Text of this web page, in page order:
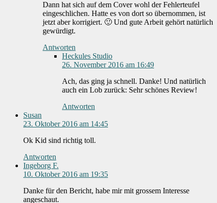
Dann hat sich auf dem Cover wohl der Fehlerteufel
eingeschlichen. Hatte es von dort so übernommen, ist
jetzt aber korrigiert. 🙂 Und gute Arbeit gehört natürlich
gewürdigt.
Antworten
Heckules Studio
26. November 2016 am 16:49
Ach, das ging ja schnell. Danke! Und natürlich
auch ein Lob zurück: Sehr schönes Review!
Antworten
Susan
23. Oktober 2016 am 14:45
Ok Kid sind richtig toll.
Antworten
Ingeborg F.
10. Oktober 2016 am 19:35
Danke für den Bericht, habe mir mit grossem Interesse
angeschaut.